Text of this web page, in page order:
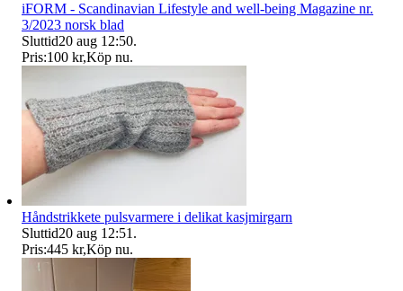
iFORM - Scandinavian Lifestyle and well-being Magazine nr.
3/2023 norsk blad
Sluttid20 aug 12:50.
Pris:100 kr,Köp nu.
Håndstrikkete pulsvarmere i delikat kasjmirgarn
Sluttid20 aug 12:51 .
Pris:445 kr,Köp nu.